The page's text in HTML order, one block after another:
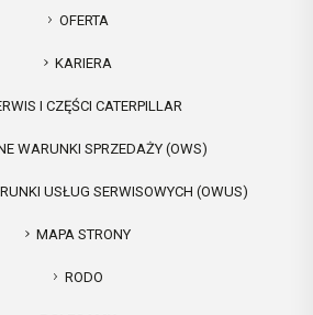
OFERTA
KARIERA
I CZĘŚCI CATERPILLAR
WARUNKI SPRZEDAŻY (OWS)
USŁUG SERWISOWYCH (OWUS)
MAPA STRONY
RODO